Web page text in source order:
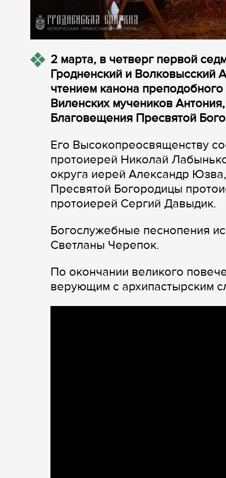
2 марта, в четверг первой
Гродненский и Волковысский
чтением канона
Виленских мучеников
Благовещения Пресвятой
Его Высокопреосвященству
протоиерей Николай
округа иерей Александр
Пресвятой Богородицы
протоиерей Сергий Давыдик.
Богослужебные песнопения
Светланы Черепок.
По окончании великого
верующим с архипастырским